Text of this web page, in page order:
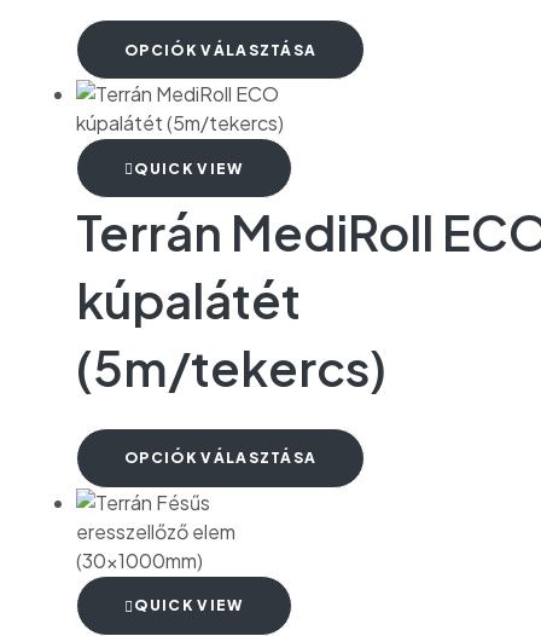
OPCIÓK VÁLASZTÁSA
QUICK VIEW
Terrán MediRoll
kúpalátét
(5m/tekercs)
OPCIÓK VÁLASZTÁSA
QUICK VIEW